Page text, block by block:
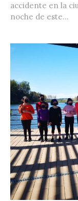
accidente en la
noche de este...